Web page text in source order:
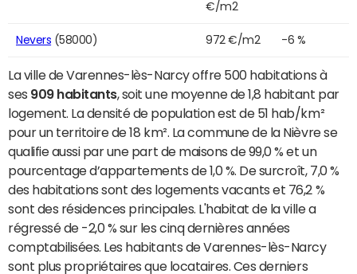
€/m2
Nevers (58000) 972 €/m2 -6 %
La ville de Varennes-lès-Narcy offre 500 habitations à
ses 909 habitants, soit une moyenne de 1,8 habitant par
logement. La densité de population est de 51 hab/km²
pour un territoire de 18 km². La commune de la Nièvre se
qualifie aussi par une part de maisons de 99,0 % et un
pourcentage d’appartements de 1,0 %. De surcroît, 7,0 %
des habitations sont des logements vacants et 76,2 %
sont des résidences principales. L'habitat de la ville a
régressé de -2,0 % sur les cinq dernières années
comptabilisées. Les habitants de Varennes-lès-Narcy
sont plus propriétaires que locataires. Ces derniers